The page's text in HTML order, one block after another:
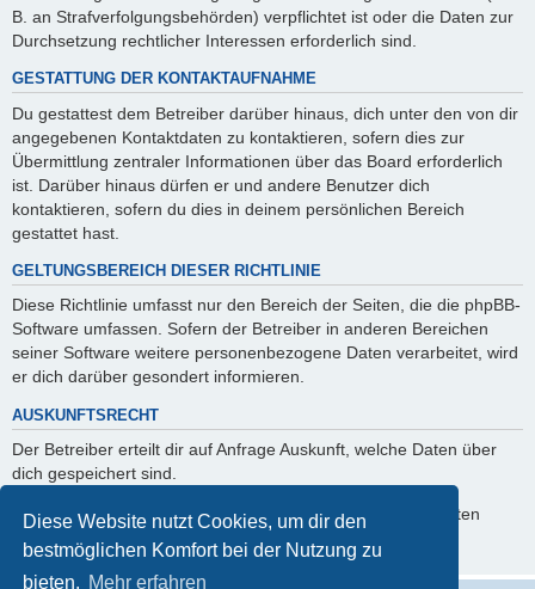
Diese Website nutzt Cookies, um dir den
bestmöglichen Komfort bei der Nutzung zu
bieten. Mehr erfahren
B. an Strafverfolgungsbehörden) verpflichtet ist oder die Daten zur
Durchsetzung rechtlicher Interessen erforderlich sind.
GESTATTUNG DER KONTAKTAUFNAHME
Du gestattest dem Betreiber darüber hinaus, dich unter den von dir
angegebenen Kontaktdaten zu kontaktieren, sofern dies zur
Übermittlung zentraler Informationen über das Board erforderlich
ist. Darüber hinaus dürfen er und andere Benutzer dich
kontaktieren, sofern du dies in deinem persönlichen Bereich
gestattet hast.
GELTUNGSBEREICH DIESER RICHTLINIE
Diese Richtlinie umfasst nur den Bereich der Seiten, die die phpBB-
Software umfassen. Sofern der Betreiber in anderen Bereichen
seiner Software weitere personenbezogene Daten verarbeitet, wird
er dich darüber gesondert informieren.
AUSKUNFTSRECHT
Der Betreiber erteilt dir auf Anfrage Auskunft, welche Daten über
dich gespeichert sind.
Du kannst jederzeit die Löschung bzw. Sperrung deiner Daten
verlangen. Kontaktiere hierzu bitte den Betreiber.